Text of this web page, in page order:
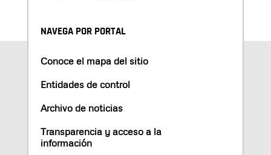
NAVEGA POR PORTAL
Conoce el mapa del sitio
Entidades de control
Archivo de noticias
Transparencia y acceso a la
información